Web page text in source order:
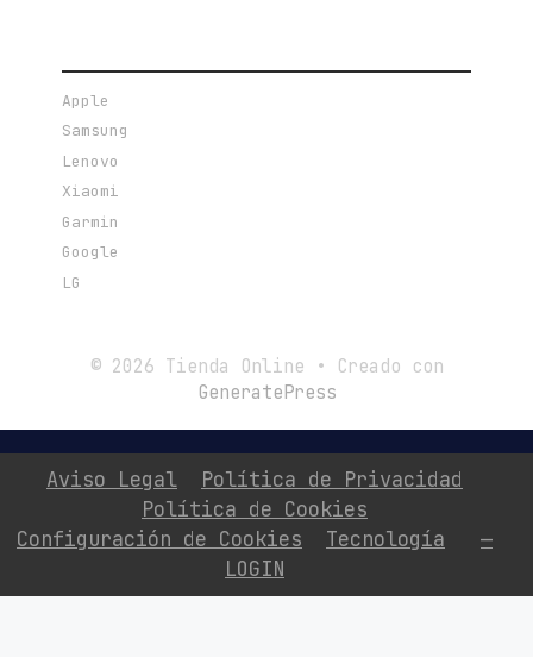
Apple
Samsung
Lenovo
Xiaomi
Garmin
Google
LG
© 2026 Tienda Online • Creado con
GeneratePress
Aviso Legal
Política de Privacidad
Política de Cookies
Configuración de Cookies
Tecnología
—
LOGIN